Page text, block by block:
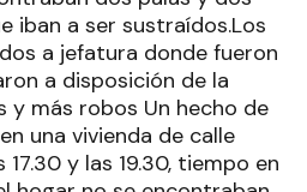
iban a ser sustraídos.Los
a jefatura donde fueron
a disposición de la
y más robos Un hecho de
una vivienda de calle
y las 19.30, tiempo en